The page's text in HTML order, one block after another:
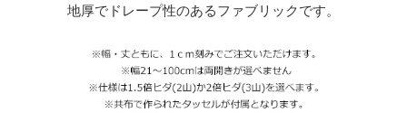
地厚でドレープ性のあるファブリックです。